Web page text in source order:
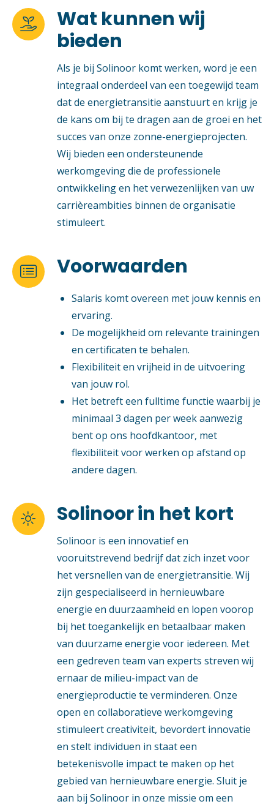

Wat kunnen wij
bieden
Als je bij Solinoor komt werken, word je een
integraal onderdeel van een toegewijd team
dat de energietransitie aanstuurt en krijg je
de kans om bij te dragen aan de groei en het
succes van onze zonne-energieprojecten.
Wij bieden een ondersteunende
werkomgeving die de professionele
ontwikkeling en het verwezenlijken van uw
carrièreambities binnen de organisatie
stimuleert.
 Voorwaarden
Salaris komt overeen met jouw kennis en
ervaring.
De mogelijkheid om relevante trainingen
en certificaten te behalen.
Flexibiliteit en vrijheid in de uitvoering
van jouw rol.
Het betreft een fulltime functie waarbij je
minimaal 3 dagen per week aanwezig
bent op ons hoofdkantoor, met
flexibiliteit voor werken op afstand op
andere dagen.
 Solinoor in het kort
Solinoor is een innovatief en
vooruitstrevend bedrijf dat zich inzet voor
het versnellen van de energietransitie. Wij
zijn gespecialiseerd in hernieuwbare
energie en duurzaamheid en lopen voorop
bij het toegankelijk en betaalbaar maken
van duurzame energie voor iedereen. Met
een gedreven team van experts streven wij
ernaar de milieu-impact van de
energieproductie te verminderen. Onze
open en collaboratieve werkomgeving
stimuleert creativiteit, bevordert innovatie
en stelt individuen in staat een
betekenisvolle impact te maken op het
gebied van hernieuwbare energie. Sluit je
aan bij Solinoor in onze missie om een